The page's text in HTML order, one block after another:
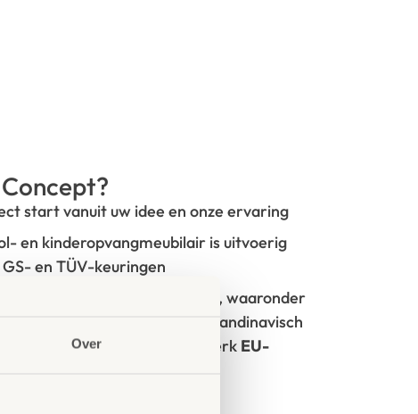
Over
start vanuit uw idee en onze ervaring
en kinderopvangmeubilair is uitvoerig
en TÜV-keuringen
met circulaire producten, waaronder
-gecertificeerd Scandinavisch
voorzien van het milieukeurmerk EU-